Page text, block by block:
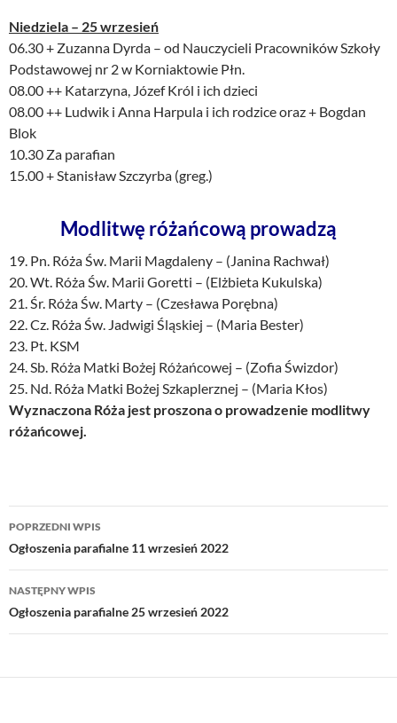
Niedziela – 25 wrzesień
06.30 + Zuzanna Dyrda – od Nauczycieli Pracowników Szkoły
Podstawowej nr 2 w Korniaktowie Płn.
08.00 ++ Katarzyna, Józef Król i ich dzieci
08.00 ++ Ludwik i Anna Harpula i ich rodzice oraz + Bogdan
Blok
10.30 Za parafian
15.00 + Stanisław Szczyrba (greg.)
Modlitwę różańcową prowadzą
19. Pn. Róża Św. Marii Magdaleny – (Janina Rachwał)
20. Wt. Róża Św. Marii Goretti – (Elżbieta Kukulska)
21. Śr. Róża Św. Marty – (Czesława Porębna)
22. Cz. Róża Św. Jadwigi Śląskiej – (Maria Bester)
23. Pt. KSM
24. Sb. Róża Matki Bożej Różańcowej – (Zofia Świzdor)
25. Nd. Róża Matki Bożej Szkaplerznej – (Maria Kłos)
Wyznaczona Róża jest proszona o prowadzenie modlitwy
różańcowej.
Nawigacja
wpisu
POPRZEDNI WPIS
Ogłoszenia parafialne 11 wrzesień 2022
NASTĘPNY WPIS
Ogłoszenia parafialne 25 wrzesień 2022